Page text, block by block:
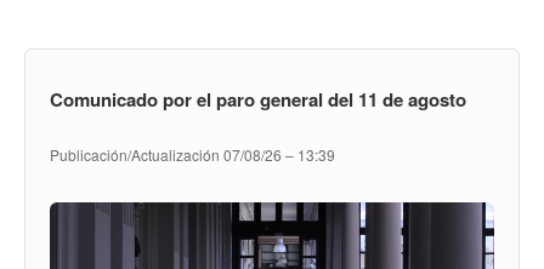
Comunicado por el paro general del 11 de agosto
Publicación/Actualización 07/08/26 – 13:39